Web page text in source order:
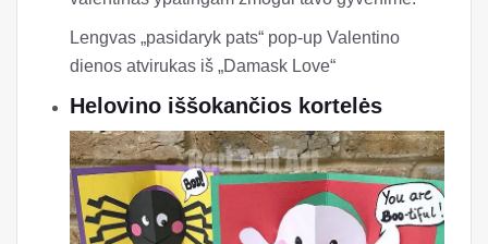
Damasko meilė